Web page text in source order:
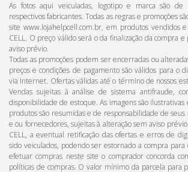
As fotos aqui veiculadas, logotipo e marca são
respectivos fabricantes. Todas as regras e promoções
site www.lojahelpcell.com.br, em produtos vendidos
CELL. O preço válido será o da finalização da compra
aviso prévio.
Todas as promoções podem ser encerradas ou
preços e condições de pagamento são válidos para o
via Internet. Ofertas válidas até o término de nossos
Vendas sujeitas à análise de sistema antifraude,
disponibilidade de estoque. As imagens são ilustrativas
produtos são resumidas e de responsabilidade de
e ou fornecedores, sujeitas à alteração sem aviso
CELL, a eventual retificação das ofertas e erros de
sido veiculados, podendo ser estornado a compra
efetuar compras neste site o comprador concorda
políticas de compras. O valor mínimo da parcela para